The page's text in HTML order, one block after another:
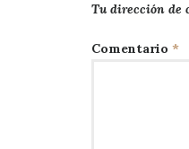
Tu dirección de
Comentario *